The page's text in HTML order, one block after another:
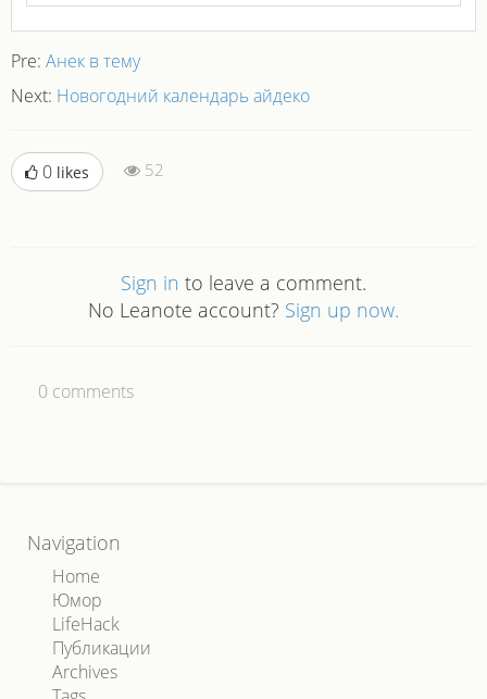
Pre: Анек в тему
Next: Новогодний календарь айдеко
0 likes 52
Sign in to leave a comment.
No Leanote account? Sign up now.
0 comments
Navigation
Home
Юмор
LifeHack
Публикации
Archives